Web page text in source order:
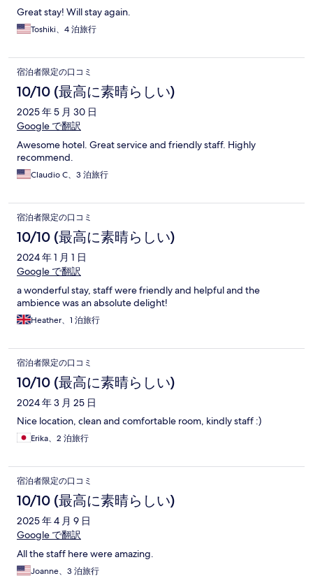
Great stay! Will stay again.
Toshiki、4 泊旅行
宿泊者限定の口コミ
10/10 (最高に素晴らしい)
2025 年 5 月 30 日
Google で翻訳
Awesome hotel. Great service and friendly staff. Highly
recommend.
Claudio C、3 泊旅行
宿泊者限定の口コミ
10/10 (最高に素晴らしい)
2024 年 1 月 1 日
Google で翻訳
a wonderful stay, staff were friendly and helpful and the
ambience was an absolute delight!
Heather、1 泊旅行
宿泊者限定の口コミ
10/10 (最高に素晴らしい)
2024 年 3 月 25 日
Nice location, clean and comfortable room, kindly staff :)
Erika、2 泊旅行
宿泊者限定の口コミ
10/10 (最高に素晴らしい)
2025 年 4 月 9 日
Google で翻訳
All the staff here were amazing.
Joanne、3 泊旅行